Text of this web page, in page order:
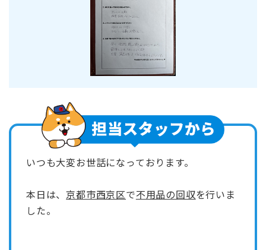
いつも大変お世話になっております。
本日は、京都市西京区で不用品の回収を行いま
した。